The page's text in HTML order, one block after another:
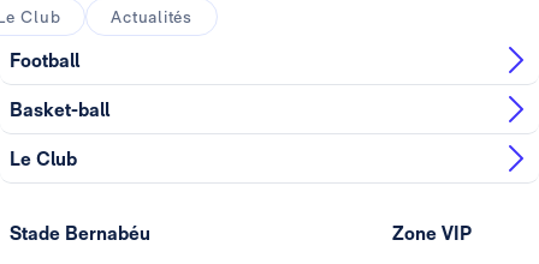
Club
Actualités
Football
Basket-ball
Le Club
Stade Bernabéu Zone VIP